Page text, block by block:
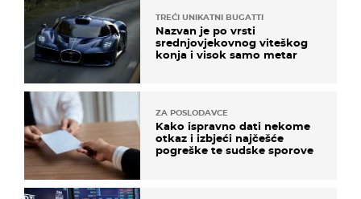
TREĆI UNIKATNI BUGATTI
Nazvan je po vrsti
srednjovjekovnog viteškog
konja i visok samo metar
ZA POSLODAVCE
Kako ispravno dati nekome
otkaz i izbjeći najčešće
pogreške te sudske sporove